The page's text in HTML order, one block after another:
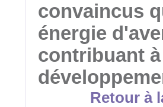
convaincus
énergie
contribuant
Retour à